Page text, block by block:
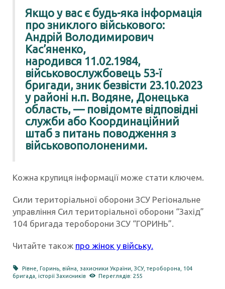
Якщо у вас є будь-яка інформація
про зниклого військового:
Андрій Володимирович
Кас’яненко,
народився 11.02.1984,
військовослужбовець 53-ї
бригади, зник безвісти 23.10.2023
у районі н.п. Водяне, Донецька
область, — повідомте відповідні
служби або Координаційний
штаб з питань поводження з
військовополоненими.
Кожна крупиця інформації може стати ключем.
Сили територіальної оборони ЗСУ Регіональне
управління Сил територіальної оборони “Захід”
104 бригада тероборони ЗСУ “ГОРИНЬ”.
Читайте також про жінок у війську.
Рівне ,Горинь ,війна ,захисники України ,ЗСУ,тероборона
104
бригада історії Захисників Переглядів: 255